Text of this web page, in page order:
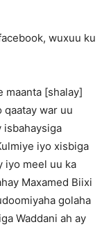
wuxuu ku
maanta [shalay]
qaatay war uu
isbahaysiga
iyo xisbiga
iyo meel uu ka
Maxamed Biixi
golaha
Waddani ah ay